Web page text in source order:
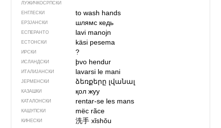
ЛУЖИЧКОСРПСКИ
ЕНГЛЕСКИ to wash hands
ЕРЗЈАНСКИ шлямс кедь
ЕСПЕРАНТО lavi manojn
ЕСТОНСКИ käsi pesema
ИРСКИ ?
ИСЛАНДСКИ þvo hendur
ИТАЛИЈАНСКИ lavarsi le mani
ЈЕРМЕНСКИ ձեռքերը լվանալ
КАЗАШКИ қол жуу
КАТАЛОНСКИ rentar-se les mans
КАШУПСКИ mëc rãce
КИНЕСКИ 洗手xǐshǒu